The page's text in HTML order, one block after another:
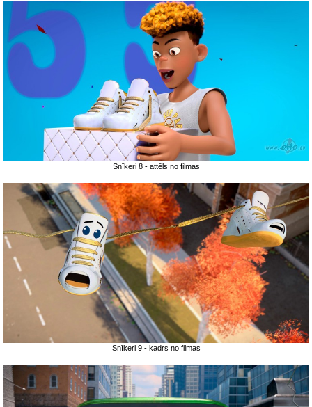
Snīkeri 8 - attēls no filmas
Snīkeri 9 - kadrs no filmas